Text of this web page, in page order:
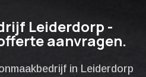
Leiderdorp -
aanvragen.
in Leiderdorp